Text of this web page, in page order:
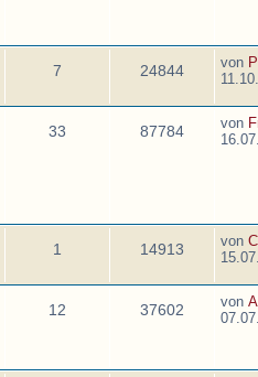
7 24844 von
33 87784 von
1 14913 von
12 37602 von